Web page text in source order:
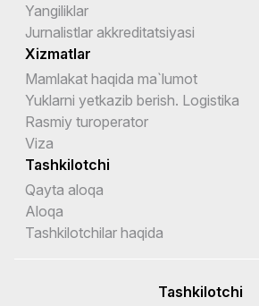
Yangiliklar
Jurnalistlar akkreditatsiyasi
Xizmatlar
Mamlakat haqida ma`lumot
Yuklarni yetkazib berish. Logistika
Rasmiy turoperator
Viza
Tashkilotchi
Qayta aloqa
Aloqa
Tashkilotchilar haqida
Tashkilotchi